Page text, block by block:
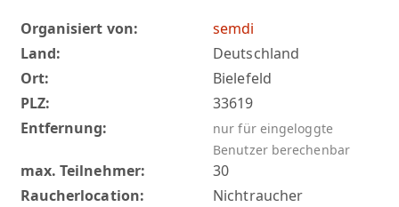
Organisiert von:
semdi
Land:
Deutschland
Ort:
Bielefeld
PLZ:
33619
Entfernung:
nur für eingeloggte
Benutzer berechenbar
max. Teilnehmer:
30
Raucherlocation:
Nichtraucher